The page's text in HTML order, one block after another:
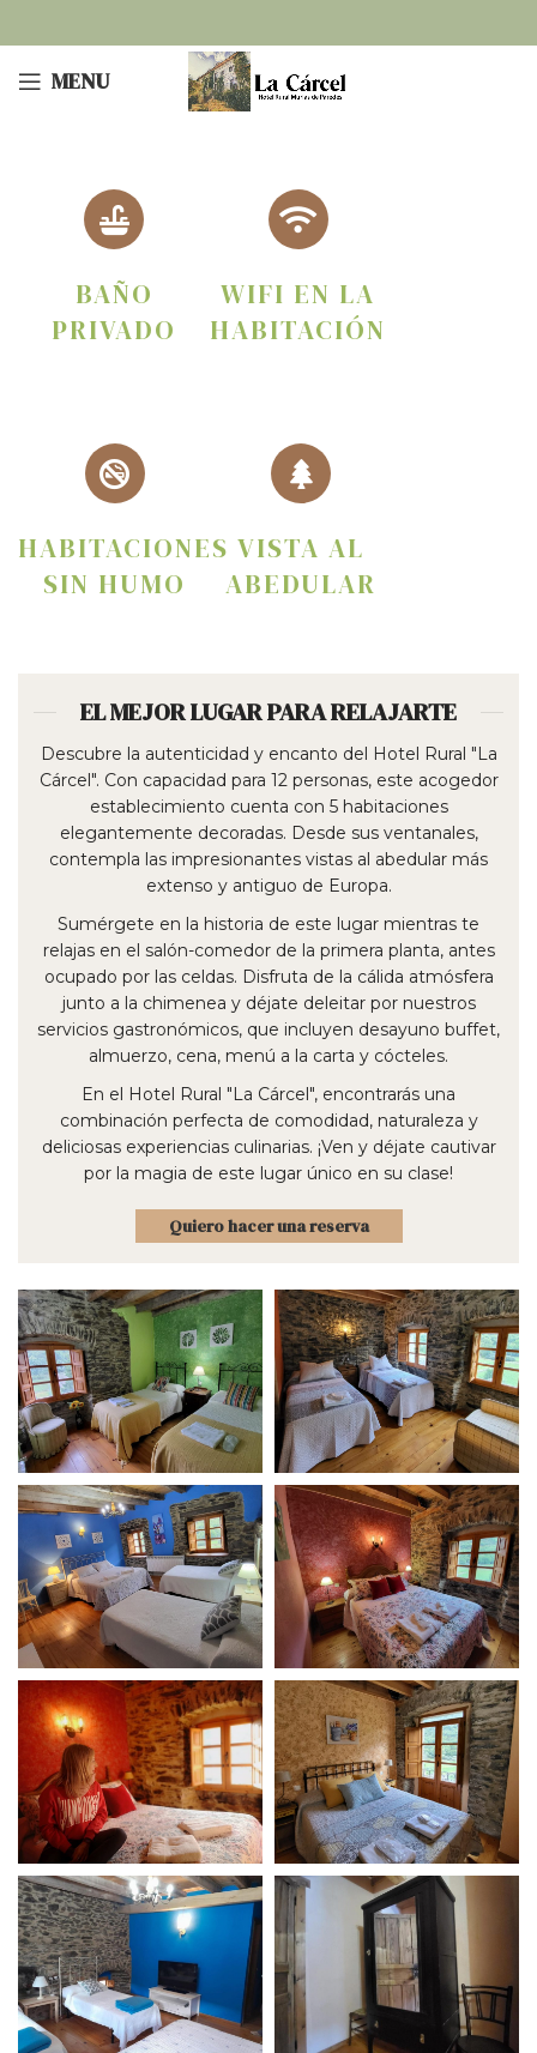
MENU
BAÑO
PRIVADO
WIFI EN LA
HABITACIÓN
HABITACIONES
SIN HUMO
VISTA AL
ABEDULAR
EL MEJOR LUGAR PARA RELAJARTE
Descubre la autenticidad y encanto del Hotel Rural "La
Cárcel". Con capacidad para 12 personas, este acogedor
establecimiento cuenta con 5 habitaciones
elegantemente decoradas. Desde sus ventanales,
contempla las impresionantes vistas al abedular más
extenso y antiguo de Europa.
Sumérgete en la historia de este lugar mientras te
relajas en el salón-comedor de la primera planta, antes
ocupado por las celdas. Disfruta de la cálida atmósfera
junto a la chimenea y déjate deleitar por nuestros
servicios gastronómicos, que incluyen desayuno buffet,
almuerzo, cena, menú a la carta y cócteles.
En el Hotel Rural "La Cárcel", encontrarás una
combinación perfecta de comodidad, naturaleza y
deliciosas experiencias culinarias. ¡Ven y déjate cautivar
por la magia de este lugar único en su clase!
Quiero hacer una reserva